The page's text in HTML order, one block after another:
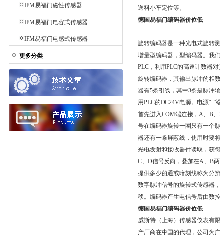
IFM易福门磁性传感器
IFM易福门电容式传感器
IFM易福门电感式传感器
更多分类
送料小车定位等。
德国易福门编码器价位低
旋转编码器是一种光电式旋转
增量型编码器，型编码器。我
PLC，利用PLC的高速计数器
旋转编码器，其输出脉冲的相
器有5条引线，其中3条是脉冲
用PLC的DC24V电源。电源“-
首先进入COM端连接，A、B
号在编码器旋转一圈只有一个
器还有一条屏蔽线，使用时要
光电发射和接收器件读取，获
C、D信号反向，叠加在A、B
提供多少的通或暗刻线称为分
数字脉冲信号的旋转式传感器
移。编码器产生电信号后由数
德国易福门编码器价位低
威斯特（上海）传感器仪表有
产厂商在中国的代理，公司为